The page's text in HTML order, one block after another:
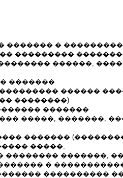
������� �
���������
������,
�������
������
��������).
�������
�����, �������,
�������
�����,
�������� �������,
�
����������